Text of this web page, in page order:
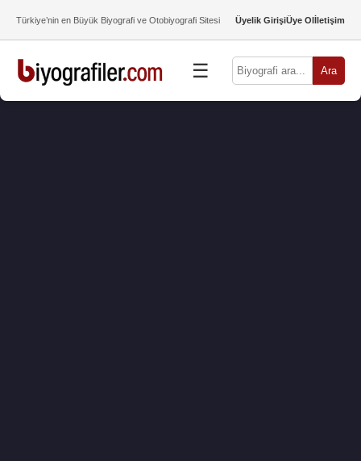
Türkiye’nin en Büyük Biyografi ve Otobiyografi Sitesi Üyelik GirişiÜye Olİletişim
☰ Ara